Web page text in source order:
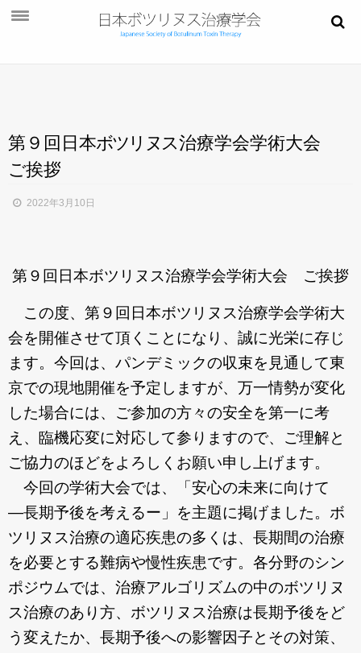
ご挨拶
今後・過去の学術大会
ご入会
会員ページ
お問合わせ
第９回日本ボツ リ ヌス治療学会学術大会
ご挨拶
2022年3月10日
第９回日本ボツリヌス治療学会学術大会 ご挨拶
この度、第９回日本ボツリヌス治療学会学術大
会を開催させて頂くことになり、誠に光栄に存じ
ます。今回は、パンデミックの収束を見通して東
京での現地開催を予定しますが、万一情勢が変化
した場合には、ご参加の方々の安全を第一に考
え、臨機応変に対応して参りますので、ご理解と
ご協力のほどをよろしくお願い申し上げます。
今回の学術大会では、「安心の未来に向けて
―長期予後を考えるー」を主題に掲げました。ボ
ツリヌス治療の適応疾患の多くは、長期間の治療
を必要とする難病や慢性疾患です。各分野のシン
ポジウムでは、治療アルゴリズムの中のボツリヌ
ス治療のあり方、ボツリヌス治療は長期予後をど
う変えたか、長期予後への影響因子とその対策、